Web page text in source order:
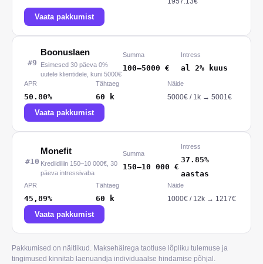
Vaata pakkumist
#9
Boonuslaen
Esimesed 30 päeva 0%
uutele klientidele, kuni 5000€
Summa
100–5000 €
Intress
al 2% kuus
APR
50.80%
Tähtaeg
60 k
Näide
5000€ / 1 k → 5001€
Vaata pakkumist
#10
Monefit
Krediidiliin 150–10 000€, 30
päeva intressivaba
Summa
150–10 000 €
Intress
37.85%
aastas
APR
45,89%
Tähtaeg
60 k
Näide
1000€ / 12 k → 1217€
Vaata pakkumist
Pakkumised on näitlikud. Maksehäirega taotluse lõpliku tulemuse ja
tingimused kinnitab laenuandja individuaalse hindamise põhjal.